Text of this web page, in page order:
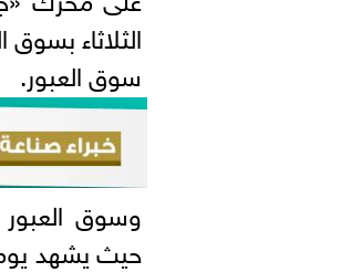
سوق العبور.
وسوق العبور
حيث يشهد